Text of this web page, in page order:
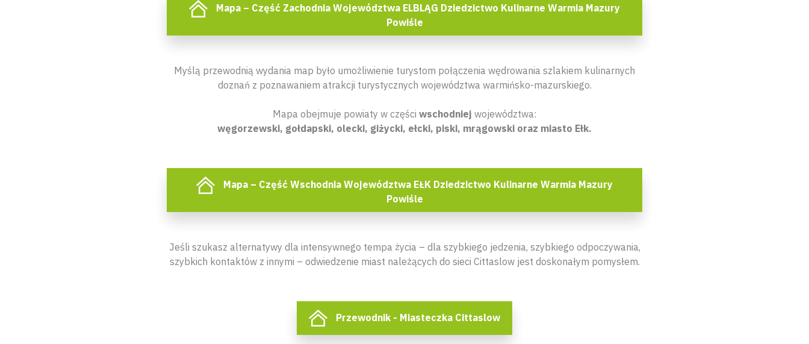
Mapa – Część Zachodnia Województwa ELBLĄG Dziedzictwo Kulinarne Warmia Mazury
Powiśle
Myślą przewodnią wydania map było umożliwienie turystom połączenia wędrowania szlakiem kulinarnych
doznań z poznawaniem atrakcji turystycznych województwa warmińsko-mazurskiego.
Mapa obejmuje powiaty w części wschodniej województwa:
węgorzewski, gołdapski, olecki, giżycki, ełcki, piski, mrągowski oraz miasto Ełk.
Mapa – Część Wschodnia Województwa EŁK Dziedzictwo Kulinarne Warmia Mazury
Powiśle
Jeśli szukasz alternatywy dla intensywnego tempa życia – dla szybkiego jedzenia, szybkiego odpoczywania,
szybkich kontaktów z innymi – odwiedzenie miast należących do sieci Cittaslow jest doskonałym pomysłem.
Przewodnik - Miasteczka Cittaslow